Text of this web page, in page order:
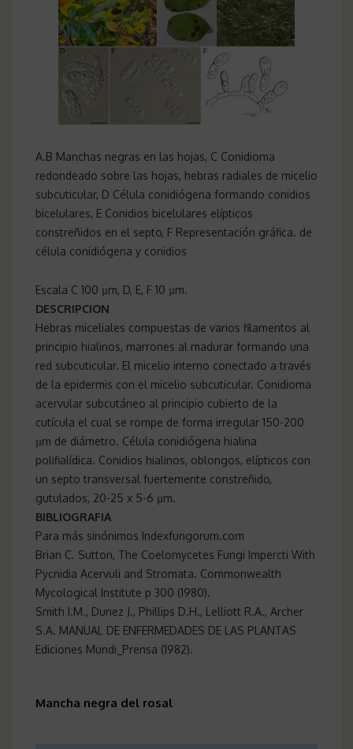
A.B Manchas negras en las hojas, C Conidioma
redondeado sobre las hojas, hebras radiales de micelio
subcuticular, D Célula conidiógena formando conidios
bicelulares, E Conidios bicelulares elípticos
constreñidos en el septo, F Representación gráfica. de
célula conidiógena y conidios
Escala C 100 µm, D, E, F 10 µm.
DESCRIPCION
Hebras miceliales compuestas de varios filamentos al
principio hialinos, marrones al madurar formando una
red subcuticular. El micelio interno conectado a través
de la epidermis con el micelio subcuticular. Conidioma
acervular subcutáneo al principio cubierto de la
cutícula el cual se rompe de forma irregular 150-200
µm de diámetro. Célula conidiógena hialina
polifialídica. Conidios hialinos, oblongos, elípticos con
un septo transversal fuertemente constreñido,
gutulados, 20-25 x 5-6 µm.
BIBLIOGRAFIA
Para más sinónimos Indexfungorum.com
Brian C. Sutton, The Coelomycetes Fungi Impercti With
Pycnidia Acervuli and Stromata. Commonwealth
Mycological Institute p 300 (1980).
Smith I.M., Dunez J., Phillips D.H., Lelliott R.A., Archer
S.A. MANUAL DE ENFERMEDADES DE LAS PLANTAS
Ediciones Mundi_Prensa (1982).
Mancha negra del rosal